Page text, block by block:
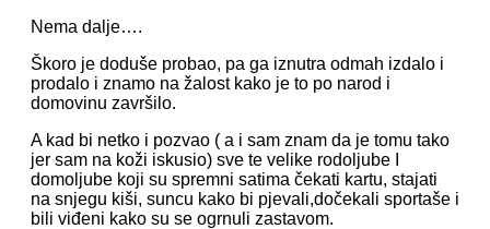
Nema dalje….
Škoro je doduše probao, pa ga iznutra odmah izdalo i
prodalo i znamo na žalost kako je to po narod i
domovinu završilo.
A kad bi netko i pozvao ( a i sam znam da je tomu tako
jer sam na koži iskusio) sve te velike rodoljube I
domoljube koji su spremni satima čekati kartu, stajati
na snjegu kiši, suncu kako bi pjevali,dočekali sportaše i
bili viđeni kako su se ogrnuli zastavom.